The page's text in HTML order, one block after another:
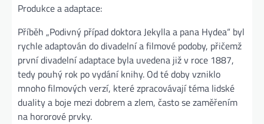
Produkce a adaptace:
Příběh „Podivný případ doktora Jekylla a pana Hydea“ byl
rychle adaptován do divadelní a filmové podoby, přičemž
první divadelní adaptace byla uvedena již v roce 1887,
tedy pouhý rok po vydání knihy. Od té doby vzniklo
mnoho filmových verzí, které zpracovávají téma lidské
duality a boje mezi dobrem a zlem, často se zaměřením
na hororové prvky.